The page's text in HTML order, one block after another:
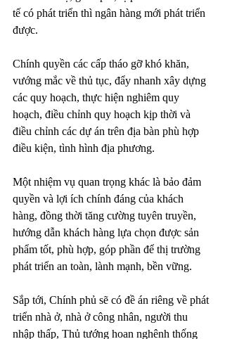
tế có phát triển thì ngân hàng mới phát triển
được.
Chính quyền các cấp tháo gỡ khó khăn,
vướng mắc về thủ tục, đẩy nhanh xây dựng
các quy hoạch, thực hiện nghiêm quy
hoạch, điều chỉnh quy hoạch kịp thời và
điều chỉnh các dự án trên địa bàn phù hợp
điều kiện, tình hình địa phương.
Một nhiệm vụ quan trọng khác là bảo đảm
quyền và lợi ích chính đáng của khách
hàng, đồng thời tăng cường tuyên truyền,
hướng dẫn khách hàng lựa chọn được sản
phẩm tốt, phù hợp, góp phần để thị trường
phát triển an toàn, lành mạnh, bền vững.
Sắp tới, Chính phủ sẽ có đề án riêng về phát
triển nhà ở, nhà ở công nhân, người thu
nhập thấp, Thủ tướng hoan nghênh thống